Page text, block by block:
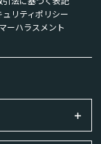
リティポリシー
ーハラスメント